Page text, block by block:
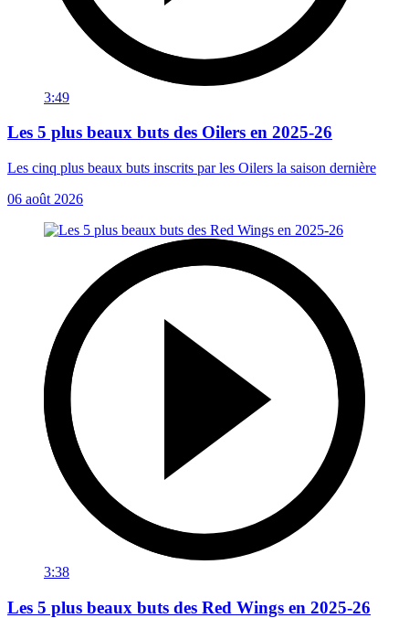
3:49
Les 5 plus beaux buts des Oilers en 2025-26
Les cinq plus beaux buts inscrits par les Oilers la saison dernière
06 août 2026
3:38
Les 5 plus beaux buts des Red Wings en 2025-26